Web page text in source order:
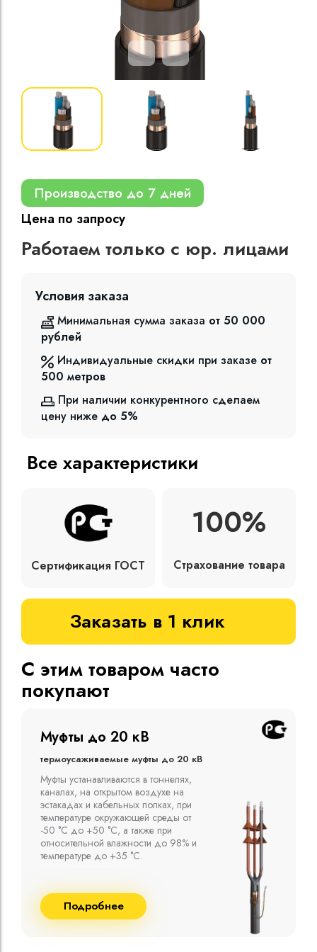
Кабели
изоляцией
Производство до 7 дней
Цена по запросу
Работаем только с юр. лицами
Условия заказа
Минимальная сумма заказа от 50 000
рублей
Индивидуальные скидки при заказе от
500 метров
При наличии конкурентного сделаем
цену ниже до 5%
Все характеристики
Сертификация ГОСТ
100%
Страхование товара
Заказать в 1 клик
С этим товаром часто
покупают
Муфты до 10 кВ
Термоусаживаемые муфты до 10 кВ
Компания ООО "Москабельторг"
предлагает, как соединительные
термоусаживаемые муфты на кабель
напряжением до 10 кВ с изоляцией
из маслопропитанной бумаги и
сшитого полиэтилена собственного
производства
Подробнее